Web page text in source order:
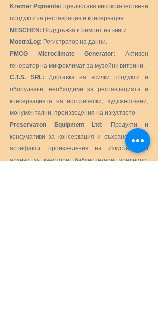
Kremer Pigmente: предоставя висококачествени
продукти за реставрация и консервация.
NESCHEN: Поддръжка и ремонт на книги.
MostraLog: Регистратор на данни.
PMCG Microclimate Generator:
Активен
генератор на микроклимат за музейни витрини.
C.T.S. SRL: Доставка на всички продукти и
оборудване, необходими за реставрацията и
консервацията на исторически, художествени,
монументални, произведения на изкуството.
Preservation Equipment Ltd:
Продукти и
консумативи за консервация и съхранение на
артефакти, произведения на изкуството и
архиви за квестори, библиотекари, уредници,